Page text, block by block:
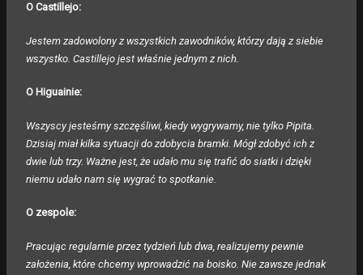
O Castillejo:
Jestem zadowolony z wszystkich zawodników, którzy dają z siebie
wszystko. Castillejo jest właśnie jednym z nich.
O Higuainie:
Wszyscy jesteśmy szczęśliwi, kiedy wygrywamy, nie tylko Pipita.
Dzisiaj miał kilka sytuacji do zdobycia bramki. Mógł zdobyć ich z
dwie lub trzy. Ważne jest, że udało mu się trafić do siatki i dzięki
niemu udało nam się wygrać to spotkanie.
O zespole:
Pracując regularnie przez tydzień lub dwa, realizujemy pewnie
założenia, które chcemy wprowadzić na boisko. Nie zawsze jednak